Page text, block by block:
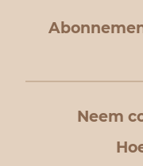
Neem